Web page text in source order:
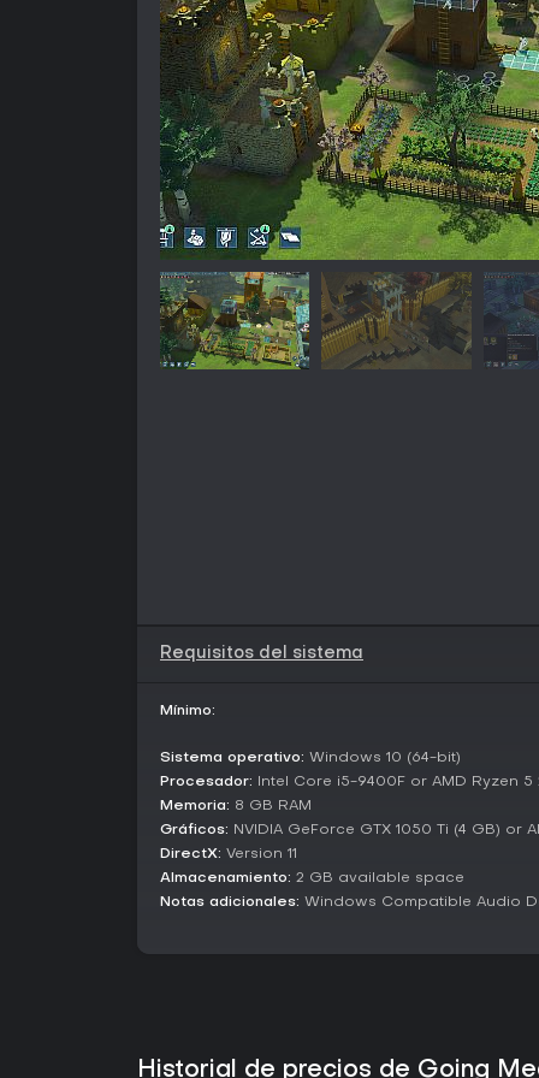
Requisitos del sistema
Mínimo:
Sistema operativo: Windows 10 (64-bit)
Procesador: Intel Core i5-9400F or AMD Ryzen 5
Memoria: 8 GB RAM
Gráficos: NVIDIA GeForce GTX 1050 Ti (4 GB) or
DirectX: Version 11
Almacenamiento: 2 GB available space
Notas adicionales: Windows Compatible Audio
Historial de precios de Going